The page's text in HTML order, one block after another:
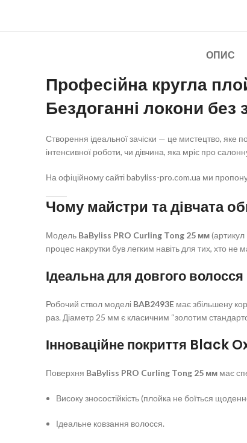
ОПИС
Професійна кругла
Бездоганні локони без
Створення ідеальної зачіски — це мистецтво, яке
інтенсивної роботи, чи дівчина, яка мріє про
На офіційному сайті babyliss-pro.com.ua ми
Чому майстри та дівчата
Модель BaByliss PRO Curling Tong 25 мм(артикул
процес накрутки був легким навіть для тих, хто не
Ідеальна для довгого волосся
Робочий ствол моделі BAB2493E має збільшену
раз. Діаметр 25 мм є класичним “золотим
Інноваційне покриття Black
Поверхня BaByliss PRO Curling Tong 25 мм має
Високу зносостійкість (плойка не боїться
Ідеальне ковзання волосся.